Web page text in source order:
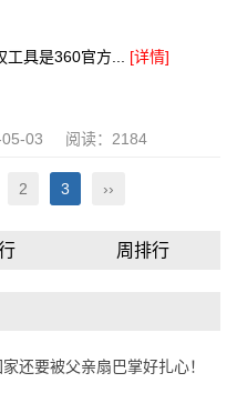
具是360官方... [详情]
05-03 阅读：2184
2 3 ››
周排行
还要被父亲扇巴掌好扎心！